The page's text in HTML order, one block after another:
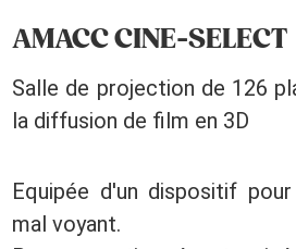
AMACC CINE-SELECT
Salle de projection de 126
la diffusion de film en 3D
Equipée d'un dispositif
mal voyant.